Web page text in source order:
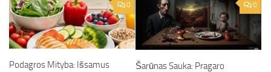
0
Podagros Mityba: Išsamus
0
Šarūnas Sauka: Pragaro